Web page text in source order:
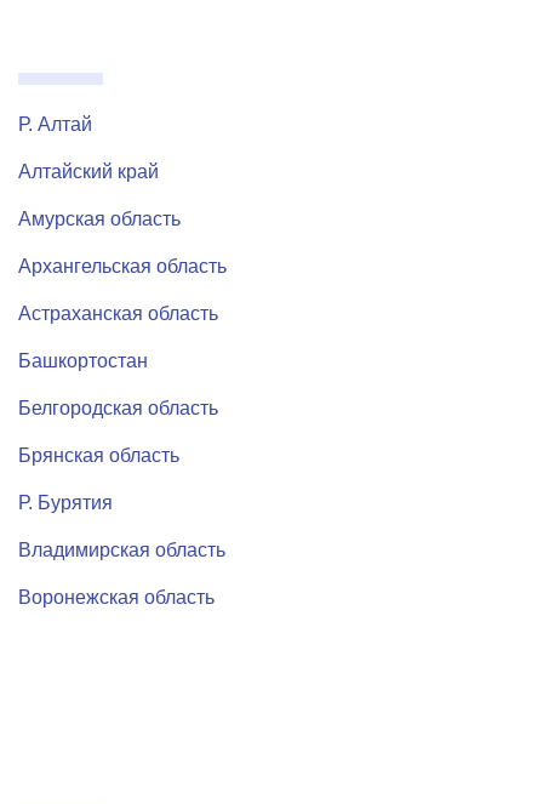
Р. Алтай
Алтайский край
Амурская область
Архангельская область
Астраханская область
Башкортостан
Белгородская область
Брянская область
Р. Бурятия
Владимирская область
Воронежская область